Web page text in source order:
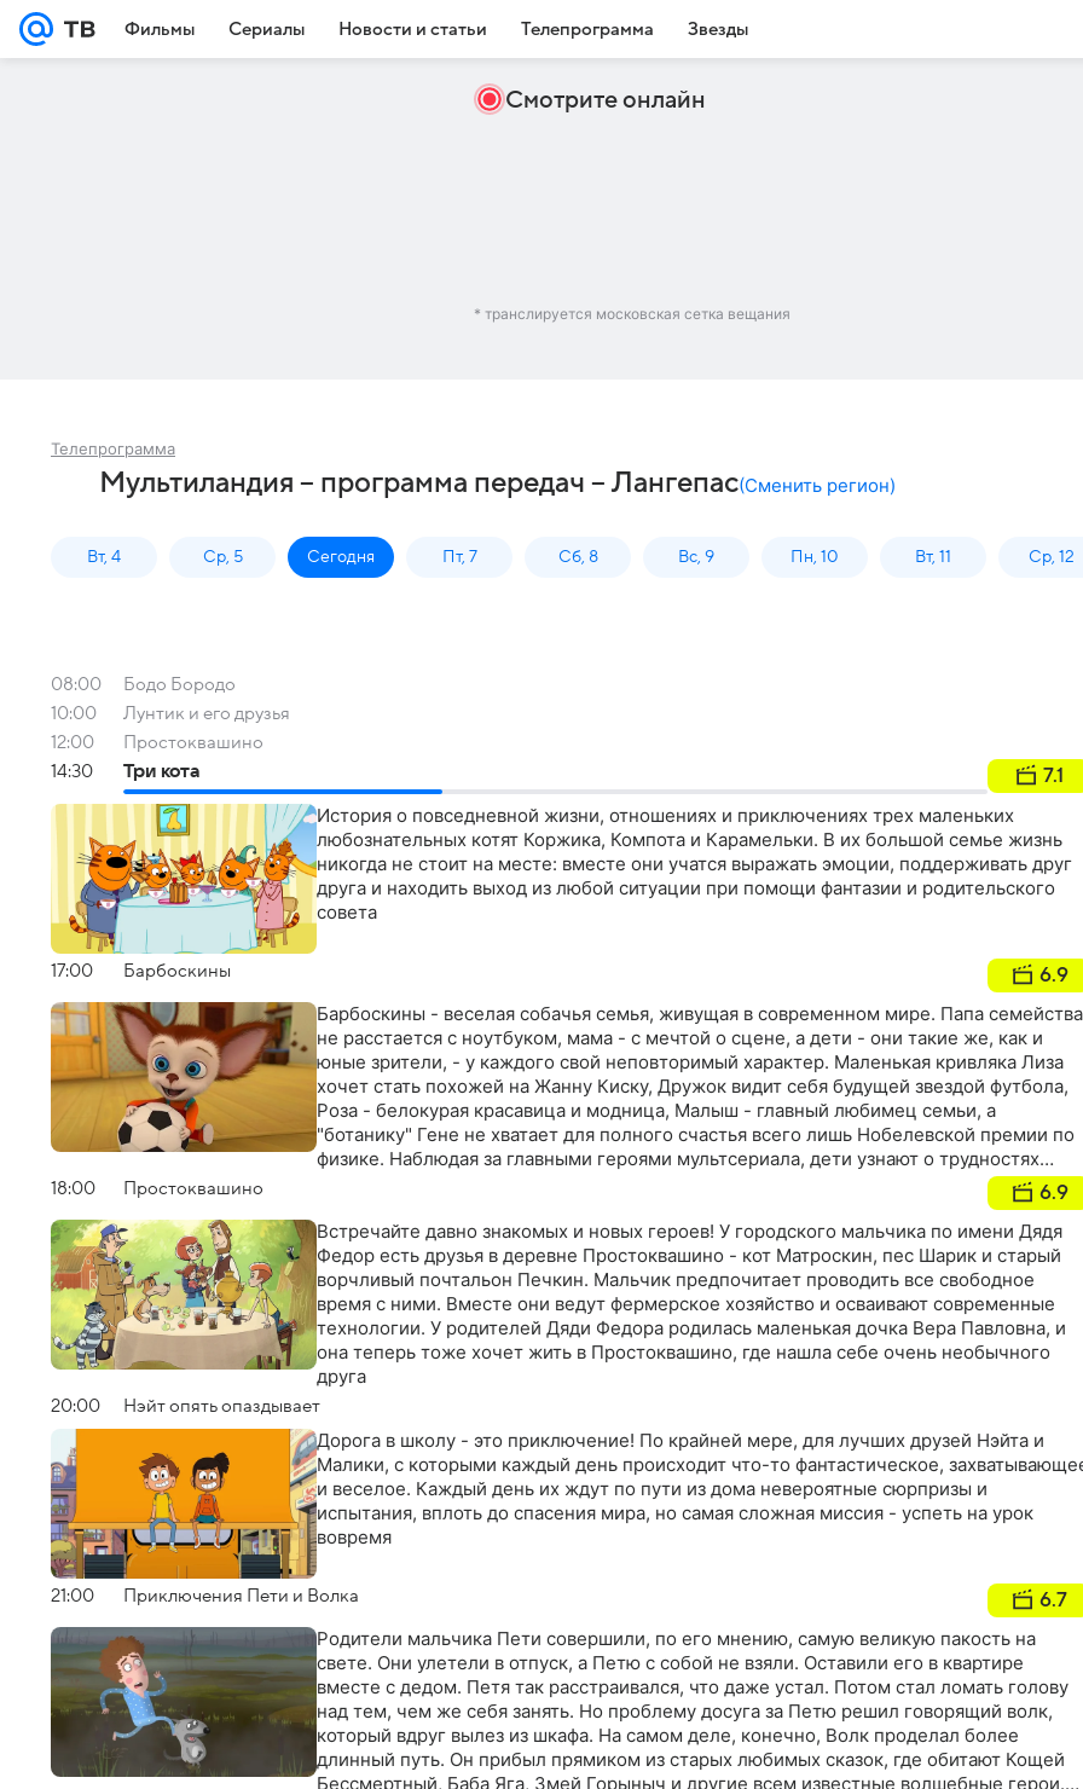
Фильмы Сериалы Новости и статьи Телепрограмма Звезды
Смотрите онлайн
* транслируется московская сетка вещания
Телепрограмма
Мультиландия – программа передач – Лангепас(Сменить регион)
Вт, 4 Ср, 5 Сегодня Пт, 7 Сб, 8 Вс, 9 Пн, 10 Вт, 11 Ср, 12
08:00
Бодо Бородо
10:00
Лунтик и его друзья
12:00
Простоквашино
14:30
Три кота 7.1
История о повседневной жизни, отношениях и приключениях трех маленьких
любознательных котят Коржика, Компота и Карамельки. В их большой семье жизнь
никогда не стоит на месте: вместе они учатся выражать эмоции, поддерживать друг
друга и находить выход из любой ситуации при помощи фантазии и родительского
совета
17:00 Барбоскины 6.9
Барбоскины - веселая собачья семья, живущая в современном мире. Папа семейства
не расстается с ноутбуком, мама - с мечтой о сцене, а дети - они такие же, как и
юные зрители, - у каждого свой неповторимый характер. Маленькая кривляка Лиза
хочет стать похожей на Жанну Киску, Дружок видит себя будущей звездой футбола,
Роза - белокурая красавица и модница, Малыш - главный любимец семьи, а
"ботанику" Гене не хватает для полного счастья всего лишь Нобелевской премии по
физике. Наблюдая за главными героями мультсериала, дети узнают о трудностях
общения со сверстниками и взрослыми, научатся с юмором решать конфликтные
18:00 Простоквашино 6.9
Встречайте давно знакомых и новых героев! У городского мальчика по имени Дядя
Федор есть друзья в деревне Простоквашино - кот Матроскин, пес Шарик и старый
ворчливый почтальон Печкин. Мальчик предпочитает проводить все свободное
время с ними. Вместе они ведут фермерское хозяйство и осваивают современные
технологии. У родителей Дяди Федора родилась маленькая дочка Вера Павловна, и
она теперь тоже хочет жить в Простоквашино, где нашла себе очень необычного
друга
20:00 Нэйт опять опаздывает
Дорога в школу - это приключение! По крайней мере, для лучших друзей Нэйта и
Малики, с которыми каждый день происходит что-то фантастическое,
и веселое. Каждый день их ждут по пути из дома невероятные сюрпризы и
испытания, вплоть до спасения мира, но самая сложная миссия - успеть на урок
вовремя
21:00 Приключения Пети и Волка 6.7
Родители мальчика Пети совершили, по его мнению, самую великую пакость на
свете. Они улетели в отпуск, а Петю с собой не взяли. Оставили его в квартире
вместе с дедом. Петя так расстраивался, что даже устал. Потом стал ломать голову
над тем, чем же себя занять. Но проблему досуга за Петю решил говорящий волк,
который вдруг вылез из шкафа. На самом деле, конечно, Волк проделал более
длинный путь. Он прибыл прямиком из старых любимых сказок, где обитают Кощей
Бессмертный, Баба Яга, Змей Горыныч и другие всем известные волшебные герои.